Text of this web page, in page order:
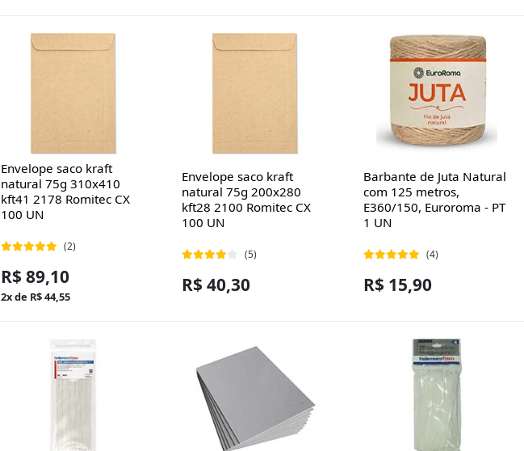
Envelope saco kraft
natural 75g 310x410
kft41 2178 Romitec CX
100 UN
(2)
R$ 89,10
2x de R$ 44,55
Envelope saco kraft
natural 75g 200x280
kft28 2100 Romitec CX
100 UN
(5)
R$ 40,30
Barbante de Juta Natural
com 125 metros,
E360/150, Euroroma - PT
1 UN
(4)
R$ 15,90